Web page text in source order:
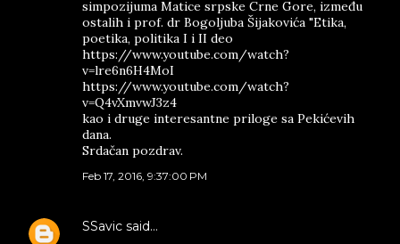
simpozijuma Matice srpske Crne Gore, između
ostalih i prof. dr Bogoljuba Šijakovića "Etika,
poetika, politika I i II deo
https://www.youtube.com/watch?
v=lre6n6H4MoI
https://www.youtube.com/watch?
v=Q4vXmvwJ3z4
kao i druge interesantne priloge sa Pekićevih
dana.
Srdačan pozdrav.
Feb 17, 2016, 9:37:00 PM
SSavic said…